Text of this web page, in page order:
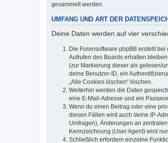
gesammelt werden.
UMFANG UND ART DER
Deine Daten werden auf vier
Die Forensoftware phpBB erstellt
Aufrufen des Boards erhalten
(zur Markierung dieser als gelesen/
deine Benutzer-ID, ein
„Alle Cookies löschen“ löschen.
Weiterhin werden die Daten
eine E-Mail-Adresse und ein
Wenn du einen Beitrag oder eine
diesen Fällen wird auch deine IP-
Umfragen), Änderungen an
Kennzeichnung (User Agent) wird
Schließlich erfordern einzelne